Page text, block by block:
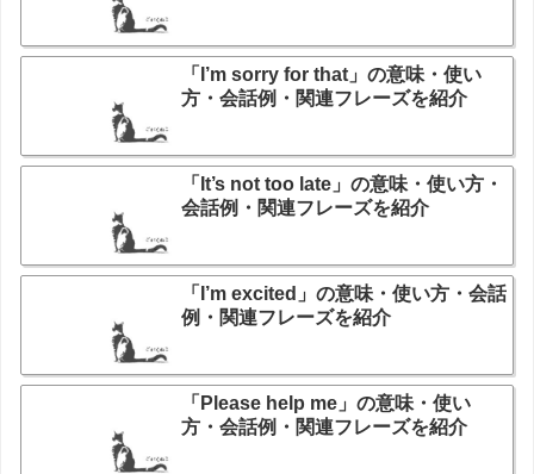
「I’m sorry for that」の意味・使い
方・会話例・関連フレーズを紹介
「It’s not too late」の意味・使い方・
会話例・関連フレーズを紹介
「I’m excited」の意味・使い方・会話
例・関連フレーズを紹介
「Please help me」の意味・使い
方・会話例・関連フレーズを紹介